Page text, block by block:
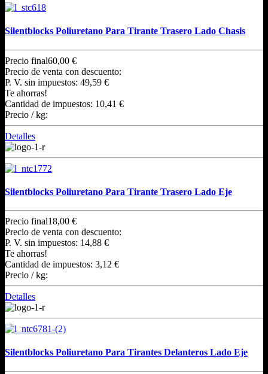
Silentblocks Poliuretano Para Tirante Trasero Lado Chasis
Precio final60,00 €
Precio de venta con descuento:
P. V. sin impuestos: 49,59 €
Te ahorras!
Cantidad de impuestos: 10,41 €
Precio / kg:
Detalles
Silentblocks Poliuretano Para Tirante Trasero Lado Eje
Precio final18,00 €
Precio de venta con descuento:
P. V. sin impuestos: 14,88 €
Te ahorras!
Cantidad de impuestos: 3,12 €
Precio / kg:
Detalles
Silentblocks Poliuretano Para Tirantes Delanteros Lado Eje